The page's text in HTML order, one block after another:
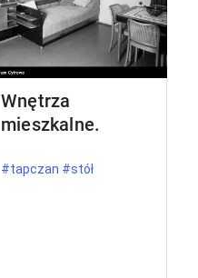
Wnętrza
mieszkalne.
#tapczan #stół